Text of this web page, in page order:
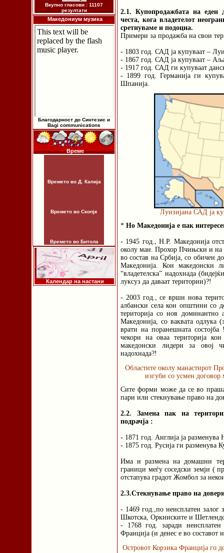
Вкупно гласови : 11107
резултати
Македониум музика
Благодарност до Синтезис и
Bagi communications
Време
Времето во Д. Капија
Времето во Скопје
Времето во Битола
Календар на настани
2.1. Купопродажбата на еден
честа, кога владетелот
сретнуваме и подоцна.
Примери за продажба на свои
- 1803 год. САД ја купуваат –
- 1867 год. САД ја купуваат –
- 1917 год. САД ги купуваат
- 1899 год. Германија ги
Шпанија.
Луизијана САД ја
* Но Македонија е пак
- 1945 год., Н.Р. Македонија
околу ман. Прохор Пчињски и на
во состав на Србија, со обичен
Македонија. Кои македонски
“владетелска” надохнада
луксуз да даваат територии)?!
- 2003 год., се врши нова
албански села кон општини со
територија со нов доминантно
Македонија, со ваквата одлука
врати на поранешната
чекори на оваа територија
македонски лидери за овој
надохнада?!
Областите околу манастирот
изгуби со усмен
Сите форми може да се во
пари или стекнување право на
2.2. Замена пак на
подрачја :
- 1871 год. Англија ја разменува
- 1875 год. Русија ги разменува
Има и размена на домашни
граници меѓу соседски земји (
отстапува градот Жомбол за
2.3.Стекнување право на
- 1469 год.,по неисплатен залог
Шкотска, Оркниските и
- 1768 год. заради
Франција (и денес е во составот
Островот Корзика Франција го